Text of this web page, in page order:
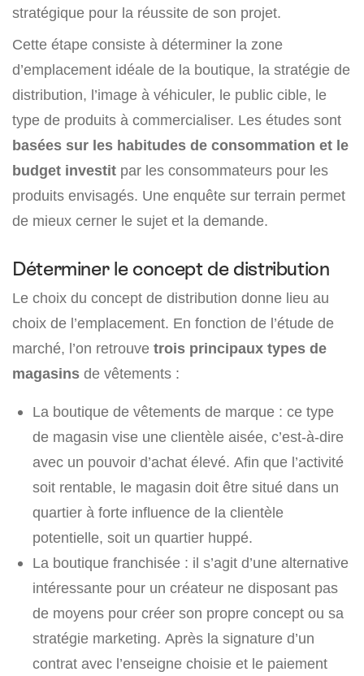
stratégique pour la réussite de son projet.
Cette étape consiste à déterminer la zone
d’emplacement idéale de la boutique, la stratégie de
distribution, l’image à véhiculer, le public cible, le
type de produits à commercialiser. Les études sont
basées sur les habitudes de consommation et le
budget investit par les consommateurs pour les
produits envisagés. Une enquête sur terrain permet
de mieux cerner le sujet et la demande.
Déterminer le concept de distribution
Le choix du concept de distribution donne lieu au
choix de l’emplacement. En fonction de l’étude de
marché, l’on retrouve trois principaux types de
magasins de vêtements :
La boutique de vêtements de marque : ce type
de magasin vise une clientèle aisée, c’est-à-dire
avec un pouvoir d’achat élevé. Afin que l’activité
soit rentable, le magasin doit être situé dans un
quartier à forte influence de la clientèle
potentielle, soit un quartier huppé.
La boutique franchisée : il s’agit d’une alternative
intéressante pour un créateur ne disposant pas
de moyens pour créer son propre concept ou sa
stratégie marketing. Après la signature d’un
contrat avec l’enseigne choisie et le paiement